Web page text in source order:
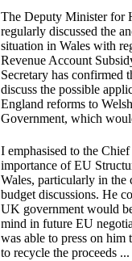
The Deputy Minister for
regularly discussed the
situation in Wales with
Revenue Account
Secretary has confirmed
discuss the possible
England reforms to
Government, which
I emphasised to the
importance of EU
Wales, particularly in the
budget discussions. He
UK government would
mind in future EU
was able to press on him
to recycle the proceeds ...